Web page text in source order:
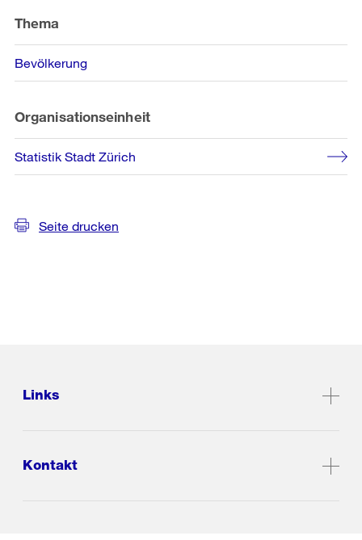
Thema
Bevölkerung
Organisationseinheit
Statistik Stadt Zürich
Seite drucken
Links
Kontakt